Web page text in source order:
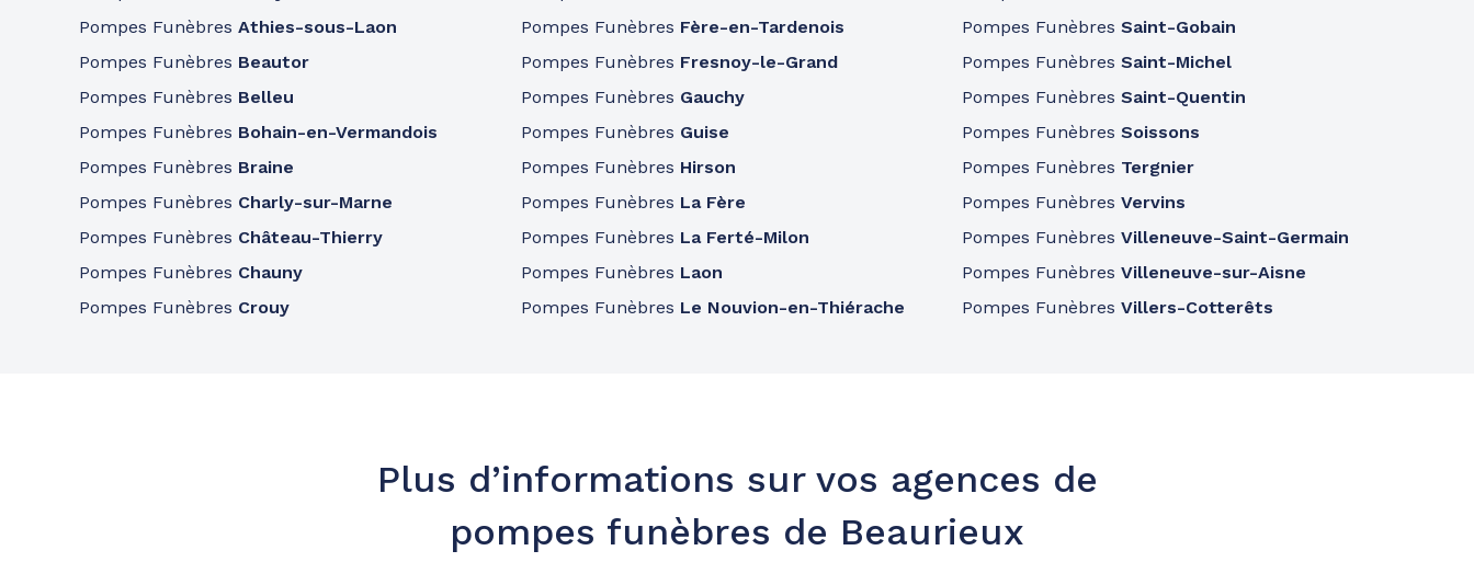
Pompes Funèbres Athies-sous-Laon
Pompes Funèbres Beautor
Pompes Funèbres Belleu
Pompes Funèbres Bohain-en-Vermandois
Pompes Funèbres Braine
Pompes Funèbres Charly-sur-Marne
Pompes Funèbres Château-Thierry
Pompes Funèbres Chauny
Pompes Funèbres Crouy
Pompes Funèbres Fère-en-Tardenois
Pompes Funèbres Fresnoy-le-Grand
Pompes Funèbres Gauchy
Pompes Funèbres Guise
Pompes Funèbres Hirson
Pompes Funèbres La Fère
Pompes Funèbres La Ferté-Milon
Pompes Funèbres Laon
Pompes Funèbres Le Nouvion-en-Thiérache
Pompes FunèbresSaint-Gobain
Pompes FunèbresSaint-Michel
Pompes FunèbresSaint-Quentin
Pompes FunèbresSoissons
Pompes Funèbres Tergnier
Pompes FunèbresVervins
Pompes FunèbresVilleneuve-Saint-Germain
Pompes FunèbresVilleneuve-sur-Aisne
Pompes FunèbresVillers-Cotterêts
Plus d’informations sur vos agences de
pompes funèbres de Beaurieux